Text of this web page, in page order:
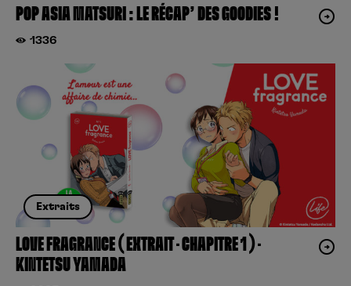
POP ASIA MATSURI : LE RÉCAP’ DES GOODIES !
1336
Extraits
LOVE FRAGRANCE ( EXTRAIT – CHAPITRE 1 ) –
KINTETSU YAMADA